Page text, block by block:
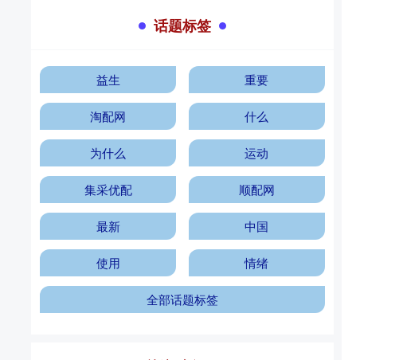
话题标签
益生 重要
淘配网 什么
为什么 运动
集采优配 顺配网
最新 中国
使用 情绪
全部话题标签